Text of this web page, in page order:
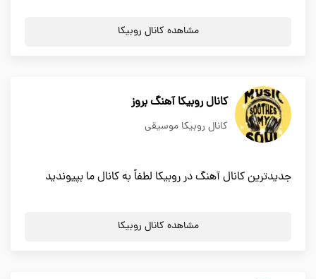
مشاهده کانال روبیکا
کانال روبیکا آهنگ بروز
کانال روبیکا موسیقی
جدیدترین کانال آهنگ در روبیکا لطفاً به کانال ما بپیوندید
مشاهده کانال روبیکا